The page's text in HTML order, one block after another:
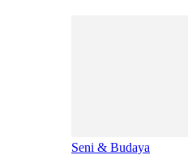
Seni & Budaya